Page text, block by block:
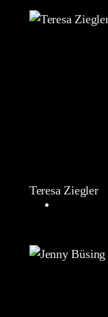
Teresa Ziegler